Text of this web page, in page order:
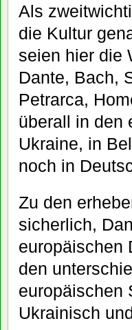
Als
die Kultur
seien hier die
Dante, Bach,
Petrarca,
überall in den
Ukraine, in
noch in
Zu den
sicherlich,
europäischen
den
europäischen
Ukrainisch